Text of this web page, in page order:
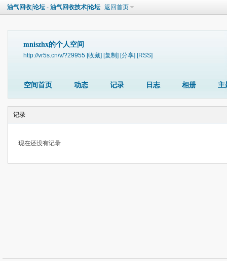
油气回收|论坛 - 油气回收技术|论坛 返回首页
mniszhx的个人空间
http://vr5s.cn/v/?29955 [收藏] [复制] [分享] [RSS]
空间首页 动态 记录 日志 相册 主
记录
现在还没有记录